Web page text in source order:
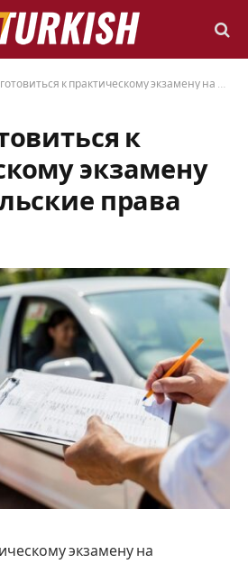
к практическому экзамену на водительские права
к
экзамену
права
экзамену на